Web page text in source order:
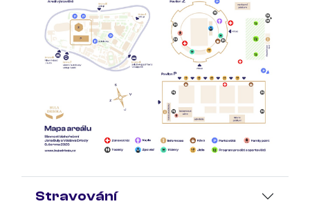
Stravování